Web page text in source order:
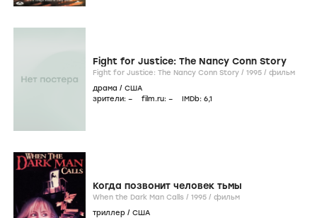
Fight for Justice: The Nancy Conn Story
Fight for Justice: The Nancy Conn Story / 1995 / фильм
драма / США
зрители: – film.ru: – IMDb: 6,1
Когда позвонит человек тьмы
When the Dark Man Calls / 1995 / фильм
триллер / США